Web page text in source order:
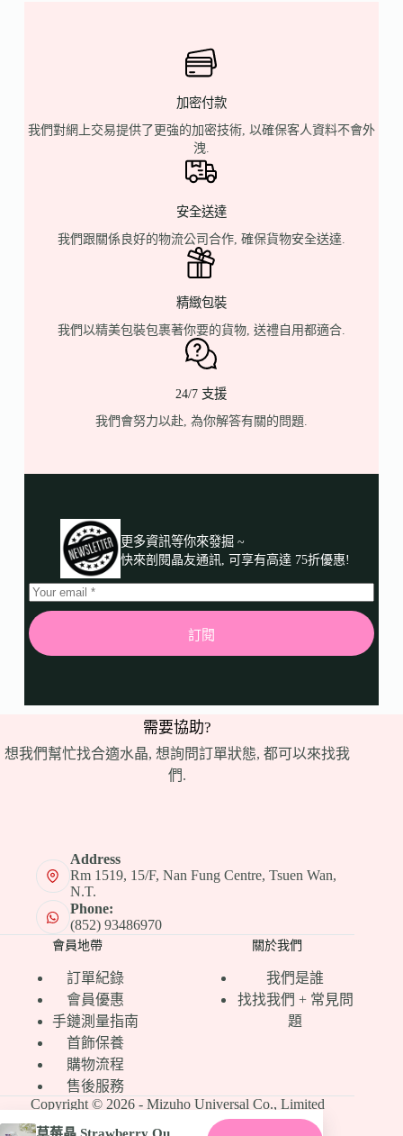
加密付款
我們對網上交易提供了更強的加密技術, 以確保客人資料不會外
洩.
安全送達
我們跟關係良好的物流公司合作, 確保貨物安全送達.
精緻包裝
我們以精美包裝包裹著你要的貨物, 送禮自用都適合.
24/7 支援
我們會努力以赴, 為你解答有關的問題.
更多資訊等你來發掘 ~
快來剖閱晶友通訊, 可享有高達 75折優惠!
訂閱
需要協助?
想我們幫忙找合適水晶, 想詢問訂單狀態, 都可以來找我
們.
Address
Rm 1519, 15/F, Nan Fung Centre, Tsuen Wan,
N.T.
Phone:
(852) 93486970
會員地帶
訂單紀錄
會員優惠
手鏈測量指南
首飾保養
購物流程
售後服務
關於我們
我們是誰
找找我們 + 常見問
題
Copyright © 2026 - Mizuho Universal Co., Limited